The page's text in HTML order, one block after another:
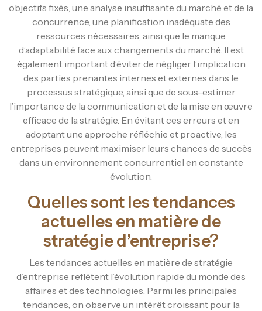
objectifs fixés, une analyse insuffisante du marché et de la
concurrence, une planification inadéquate des
ressources nécessaires, ainsi que le manque
d’adaptabilité face aux changements du marché. Il est
également important d’éviter de négliger l’implication
des parties prenantes internes et externes dans le
processus stratégique, ainsi que de sous-estimer
l’importance de la communication et de la mise en œuvre
efficace de la stratégie. En évitant ces erreurs et en
adoptant une approche réfléchie et proactive, les
entreprises peuvent maximiser leurs chances de succès
dans un environnement concurrentiel en constante
évolution.
Quelles sont les tendances
actuelles en matière de
stratégie d’entreprise?
Les tendances actuelles en matière de stratégie
d’entreprise reflètent l’évolution rapide du monde des
affaires et des technologies. Parmi les principales
tendances, on observe un intérêt croissant pour la